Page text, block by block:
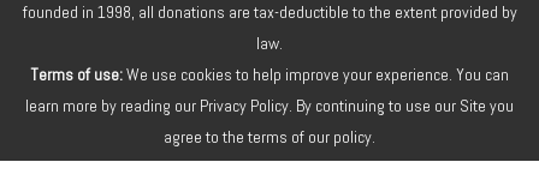
founded in 1998, all donations are tax-deductible to the extent provided by
law.
Terms of use:We use cookies to help improve your experience. You can
learn more by reading our Privacy Policy. By continuing to use our Site you
agree to the terms of our policy.